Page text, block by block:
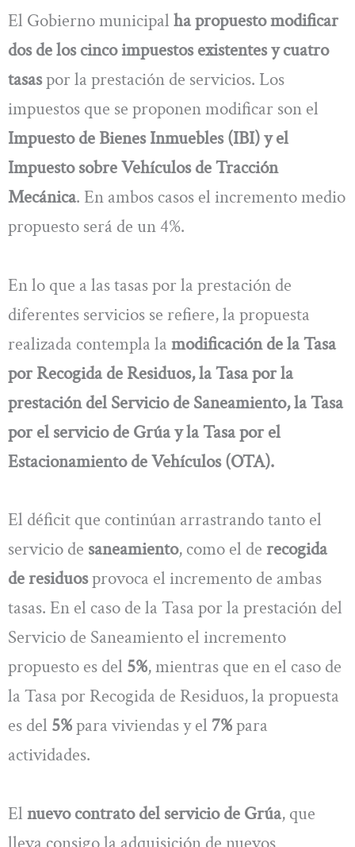
El Gobierno municipal ha propuesto modificar
dos de los cinco impuestos existentes y cuatro
tasaspor la prestación de servicios. Los
impuestos que se proponen modificar son el
Impuesto de Bienes Inmuebles (IBI) y el
Impuesto sobre Vehículos de Tracción
Mecánica. En ambos casos el incremento medio
propuesto será de un 4%.
En lo que a las tasas por la prestación de
diferentes servicios se refiere, la propuesta
realizada contempla la modificación de la Tasa
por Recogida de Residuos, la Tasa por la
prestación del Servicio de Saneamiento, la Tasa
por el servicio de Grúa y la Tasa por el
Estacionamiento de Vehículos (OTA).
El déficit que continúan arrastrando tanto el
servicio de saneamiento, como el de recogida
de residuosprovoca el incremento de ambas
tasas. En el caso de la Tasa por la prestación del
Servicio de Saneamiento el incremento
propuesto es del 5%, mientras que en el caso de
la Tasa por Recogida de Residuos, la propuesta
es del 5%para viviendas y el 7%para
actividades.
El nuevo contrato del servicio de Grúa, que